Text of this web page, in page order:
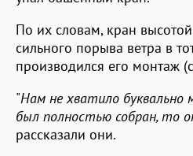
По их словам, кран
сильного порыва ветра в
производился его монтаж
"Нам не хватило буквально
был полностью собран, то
рассказали они.